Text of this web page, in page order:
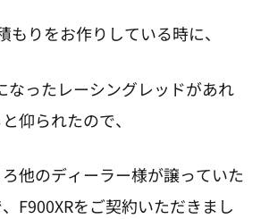
もりをお作りしている時に、
なったレーシングレッドがあれ
仰られたので、
他のディーラー様が譲っていた
F900XRをご契約いただきまし